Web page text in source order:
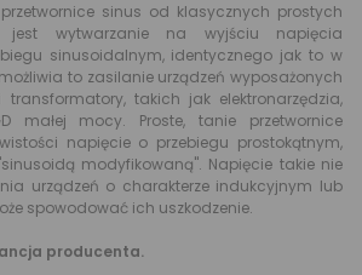
sinus od klasycznych prostych
jest wytwarzanie na wyjściu napięcia
sinusoidalnym, identycznego jak to w
to zasilanie urządzeń wyposażonych
transformatory, takich jak elektronarzędzia,
małej mocy. Proste, tanie przetwornice
napięcie o przebiegu prostokątnym,
modyfikowaną". Napięcie takie nie
urządzeń o charakterze indukcyjnym lub
spowodować ich uszkodzenie.
producenta.